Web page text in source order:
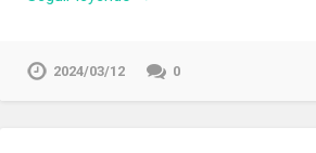
2024/03/12 0